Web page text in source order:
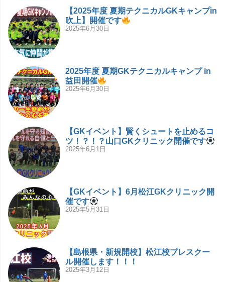
【2025年度 夏期テクニカルGKキャンプin
吹上】開催です
2025年6月30日
2025年度 夏期GKテクニカルキャンプ in
益田開催
2025年6月30日
【GKイベント】賢くシュートを止めるコ
ツ！？！？山口GKクリニック開催です
2025年6月1日
【GKイベント】6月松江GKクリニック開
催です
2025年5月31日
【島根県・新規開校】松江校プレスクー
ル開催します！！！
2025年3月12日